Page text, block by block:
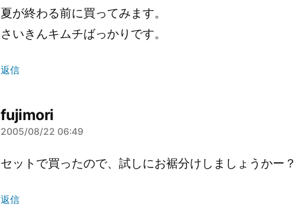
の
発
夏が終わる前に買ってみます。
さいきんキムチばっかりです。
返信
fujimori
さ
ん
発
2005/08/22 06:49
セットで買ったので、試しにお裾分けしましょうかー？
返信